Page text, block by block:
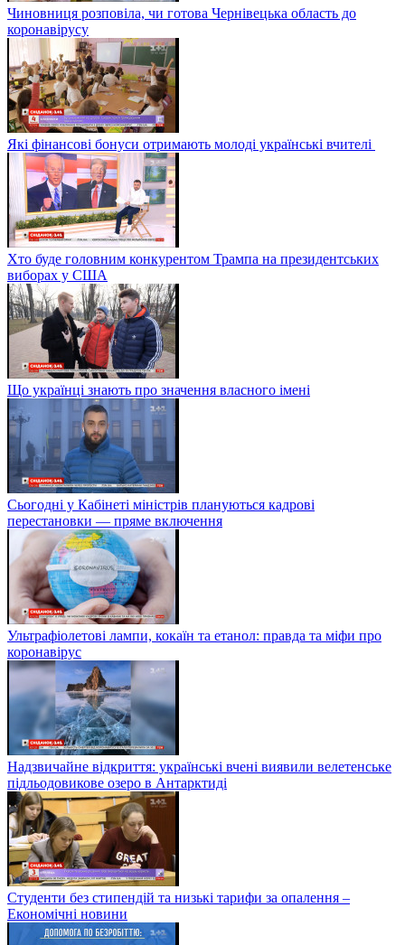
Чиновниця розповіла, чи готова Чернівецька область до
коронавірусу
Які фінансові бонуси отримають молоді українські вчителі
Хто буде головним конкурентом Трампа на президентських
виборах у США
Що українці знають про значення власного імені
Сьогодні у Кабінеті міністрів плануються кадрові
перестановки — пряме включення
Ультрафіолетові лампи, кокаїн та етанол: правда та міфи про
коронавірус
Надзвичайне відкриття: українські вчені виявили велетенське
підльодовикове озеро в Антарктиді
Студенти без стипендій та низькі тарифи за опалення –
Економічні новини